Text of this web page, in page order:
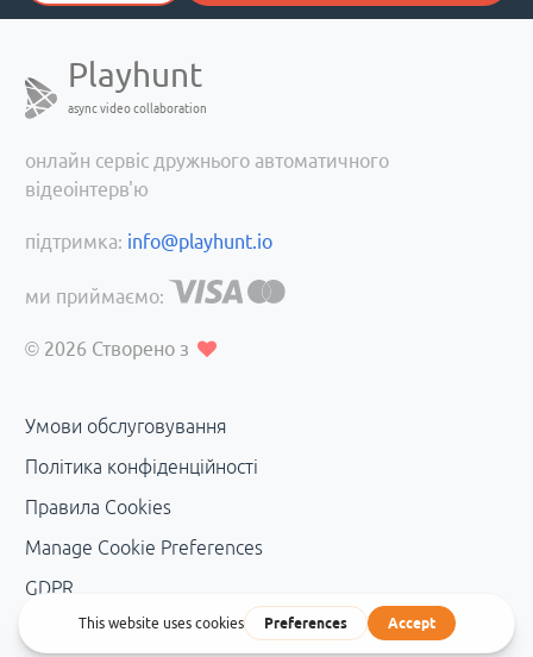
Playhunt
async video collaboration
онлайн сервіс дружнього автоматичного
відеоінтерв'ю
підтримка: info@playhunt.io
ми приймаємо:
© 2026 Створено з
Умови обслуговування
Політика конфіденційності
Правила Cookies
Manage Cookie Preferences
GDPR
Управління персональними даними